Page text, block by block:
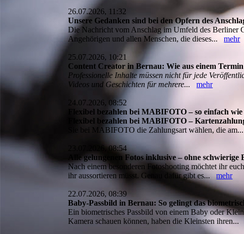
26.07.2026, 11:32
Unsere Gedanken sind bei den Opfern des
Die Nachricht vom Anschlag im Umfeld des Berliner
Angehörigen und allen Menschen, die dieses...mehr
25.07.2026, 10:21
Content Creator in Bernau: Wie aus einem
Professionelle Inhalte müssen nicht für jede
Videos und Geschichten für mehrere...
mehr
24.07.2026, 08:52
Flexibel bezahlen bei MABIFOTO – so einfach
Flexibel bezahlen bei MABIFOTO –
Sie bei MABIFOTO die Zahlungsart wählen, die
23.07.2026, 08:54
Alle gelungenen Fotos inklusive – ohne schwierige
Nach einem besonderen Fotoshooting möchtet ihr
ihr aussortieren müsst. Genau dafür gibt es...mehr
22.07.2026, 08:39
Baby-Passbild in Bernau: So gelingt das
Ein biometrisches Passbild von einem Baby oder
Kamera schauen können, haben die Kleinsten